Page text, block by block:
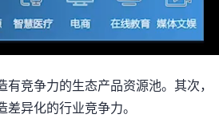
竞争力的生态产品资源池。其次，
异化的行业竞争力。